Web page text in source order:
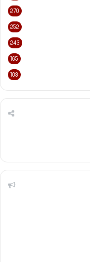
270
252
243
165
103